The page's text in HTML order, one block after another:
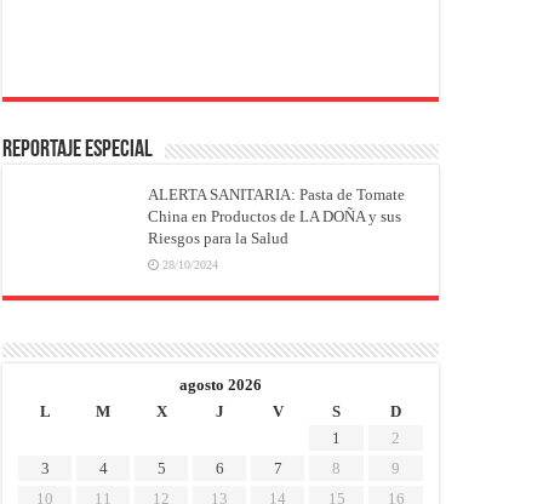
REPORTAJE ESPECIAL
ALERTA SANITARIA: Pasta de Tomate
China en Productos de LA DOÑA y sus
Riesgos para la Salud
28/10/2024
agosto 2026
L
M X J V S
D
1
2
3
4 5 6 7 8
9
10
11 12 13 14 15 16